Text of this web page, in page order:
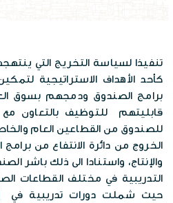
برامج الصندوق
مكاتب الصندوق
الخطط الاستراتيجية
الشركاء الاستراتيجين
شهادة لمن يهمه الأمر
فتح محفظة الكترونية
الشكاوى الإلكترونية
تقييم الخدمة
الإستبيانات
دراسات وابحاث
احصاءات وبيانات
الخرائط الرقمية
موزانة صندوق المعونة الوطنية
عن السجل
المركز الاعلامي
الاخبار
الفعاليات
البوم الصور
العطاءات
وظائف شاغرة
تنفيذا لسياسة التخريج التي
كأحد الأهداف الاستراتيجية
برامج الصندوق ودمجهم بسوق
قابليتهم للتوظيف بالتعاون مع
للصندوق من القطاعين العام
الخروج من دائرة الانتفاع من
والإنتاج، واستنادا الى ذلك باشر
التدريبية في مختلف القطاعات
حيث شملت دورات تدريبية في